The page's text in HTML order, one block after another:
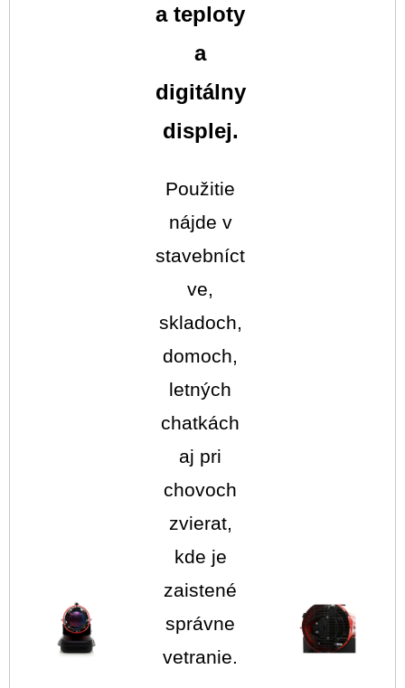
a teploty
a
digitálny
displej.
Použitie
nájde v
stavebníct
ve,
skladoch,
domoch,
letných
chatkách
aj pri
chovoch
zvierat,
kde je
zaistené
správne
vetranie.